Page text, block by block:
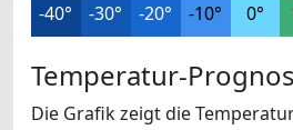
-40° -30° -20° -10° 0°
Temperatur-
Die Grafik zeigt die